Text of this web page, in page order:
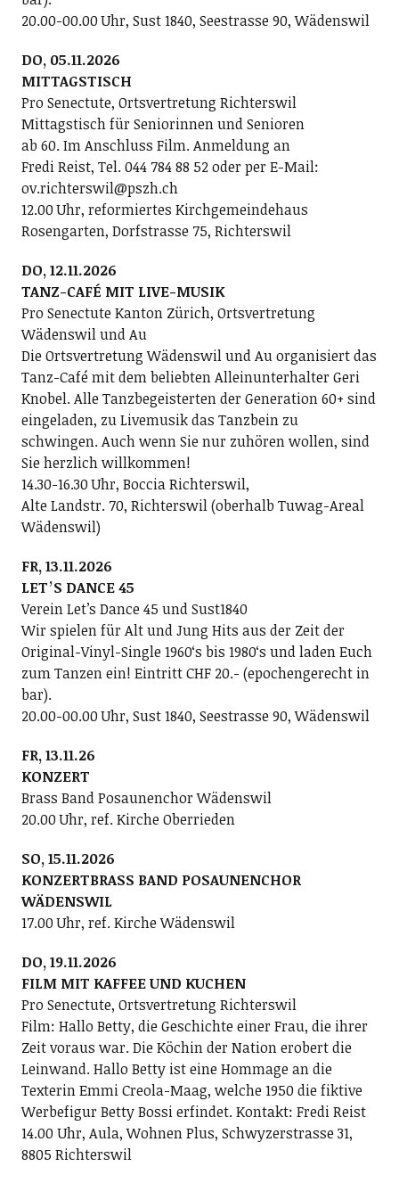
20.00-00.00 Uhr, Sust 1840, Seestrasse 90, Wädenswil
DO, 05.11.2026
MITTAGSTISCH
Pro Senectute, Ortsvertretung Richterswil
Mittagstisch für Seniorinnen und Senioren
ab 60. Im Anschluss Film. Anmeldung an
Fredi Reist, Tel. 044 784 88 52 oder per E-Mail:
ov.richterswil@pszh.ch
12.00 Uhr, reformiertes Kirchgemeindehaus
Rosengarten, Dorfstrasse 75, Richterswil
DO, 12.11.2026
TANZ-CAFÉ MIT LIVE-MUSIK
Pro Senectute Kanton Zürich, Ortsvertretung
Wädenswil und Au
Die Ortsvertretung Wädenswil und Au organisiert das
Tanz-Café mit dem beliebten Alleinunterhalter Geri
Knobel. Alle Tanzbegeisterten der Generation 60+ sind
eingeladen, zu Livemusik das Tanzbein zu
schwingen. Auch wenn Sie nur zuhören wollen, sind
Sie herzlich willkommen!
14.30-16.30 Uhr, Boccia Richterswil,
Alte Landstr. 70, Richterswil (oberhalb Tuwag-Areal
Wädenswil)
FR, 13.11.2026
LETʼS DANCE 45
Verein Letʼs Dance 45 und Sust1840
Wir spielen für Alt und Jung Hits aus der Zeit der
Original-Vinyl-Single 1960ʻs bis 1980ʻs und laden Euch
zum Tanzen ein! Eintritt CHF 20.- (epochengerecht in
bar).
20.00-00.00 Uhr, Sust 1840, Seestrasse 90, Wädenswil
FR, 13.11.26
KONZERT
Brass Band Posaunenchor Wädenswil
20.00 Uhr, ref. Kirche Oberrieden
SO, 15.11.2026
KONZERTBRASS BAND POSAUNENCHOR
WÄDENSWIL
17.00 Uhr, ref. Kirche Wädenswil
DO, 19.11.2026
FILM MIT KAFFEE UND KUCHEN
Pro Senectute, Ortsvertretung Richterswil
Film: Hallo Betty, die Geschichte einer Frau, die ihrer
Zeit voraus war. Die Köchin der Nation erobert die
Leinwand. Hallo Betty ist eine Hommage an die
Texterin Emmi Creola-Maag, welche 1950 die fiktive
Werbefigur Betty Bossi erfindet. Kontakt: Fredi Reist
14.00 Uhr, Aula, Wohnen Plus, Schwyzerstrasse 31,
8805 Richterswil